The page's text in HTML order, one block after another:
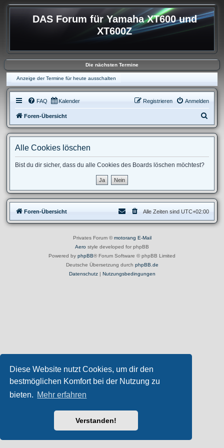
Diese Website nutzt Cookies, um dir den
bestmöglichen Komfort bei der Nutzung zu
bieten. Mehr erfahren
Verstanden!
DAS Forum für Yamaha XT600 und
XT600Z
Die nächsten Termine
Anzeige der Termine für heute ausschalten
FAQ Kalender Anmelden
Registrieren
Foren-Übersicht
u
Alle Cookies löschen
Bist du dir sicher, dass du alle Cookies des Boards löschen möchtest?
Foren-Übersicht Alle Zeiten sind UTC+02:00
Privates Forum ©motorang E-Mail
Aero style developed for phpBB
Powered by phpBB® Forum Software © phpBB Limited
Deutsche Übersetzung durch phpBB.de
Datenschutz| Nutzungsbedingungen